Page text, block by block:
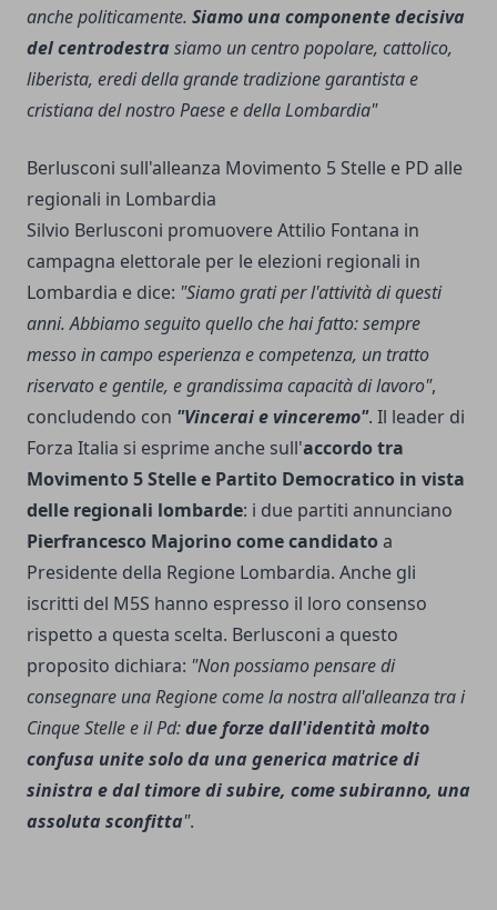
anche politicamente. Siamo una componente decisiva
del centrodestra siamo un centro popolare, cattolico,
liberista, eredi della grande tradizione garantista e
cristiana del nostro Paese e della Lombardia"
Berlusconi sull'alleanza Movimento 5 Stelle e PD alle
regionali in Lombardia
Silvio Berlusconi promuovere Attilio Fontana in
campagna elettorale per le elezioni regionali in
Lombardia e dice: "Siamo grati per l'attività di questi
anni. Abbiamo seguito quello che hai fatto: sempre
messo in campo esperienza e competenza, un tratto
riservato e gentile, e grandissima capacità di lavoro",
concludendo con "Vincerai e vinceremo". Il leader di
Forza Italia si esprime anche sull'accordo tra
Movimento 5 Stelle e Partito Democratico in vista
delle regionali lombarde: i due partiti annunciano
Pierfrancesco Majorino come candidato a
Presidente della Regione Lombardia. Anche gli
iscritti del M5S hanno espresso il loro consenso
rispetto a questa scelta. Berlusconi a questo
proposito dichiara: "Non possiamo pensare di
consegnare una Regione come la nostra all'alleanza tra i
Cinque Stelle e il Pd:due forze dall'identità molto
confusa unite solo da una generica matrice di
sinistra e dal timore di subire, come subiranno, una
assoluta sconfitta".